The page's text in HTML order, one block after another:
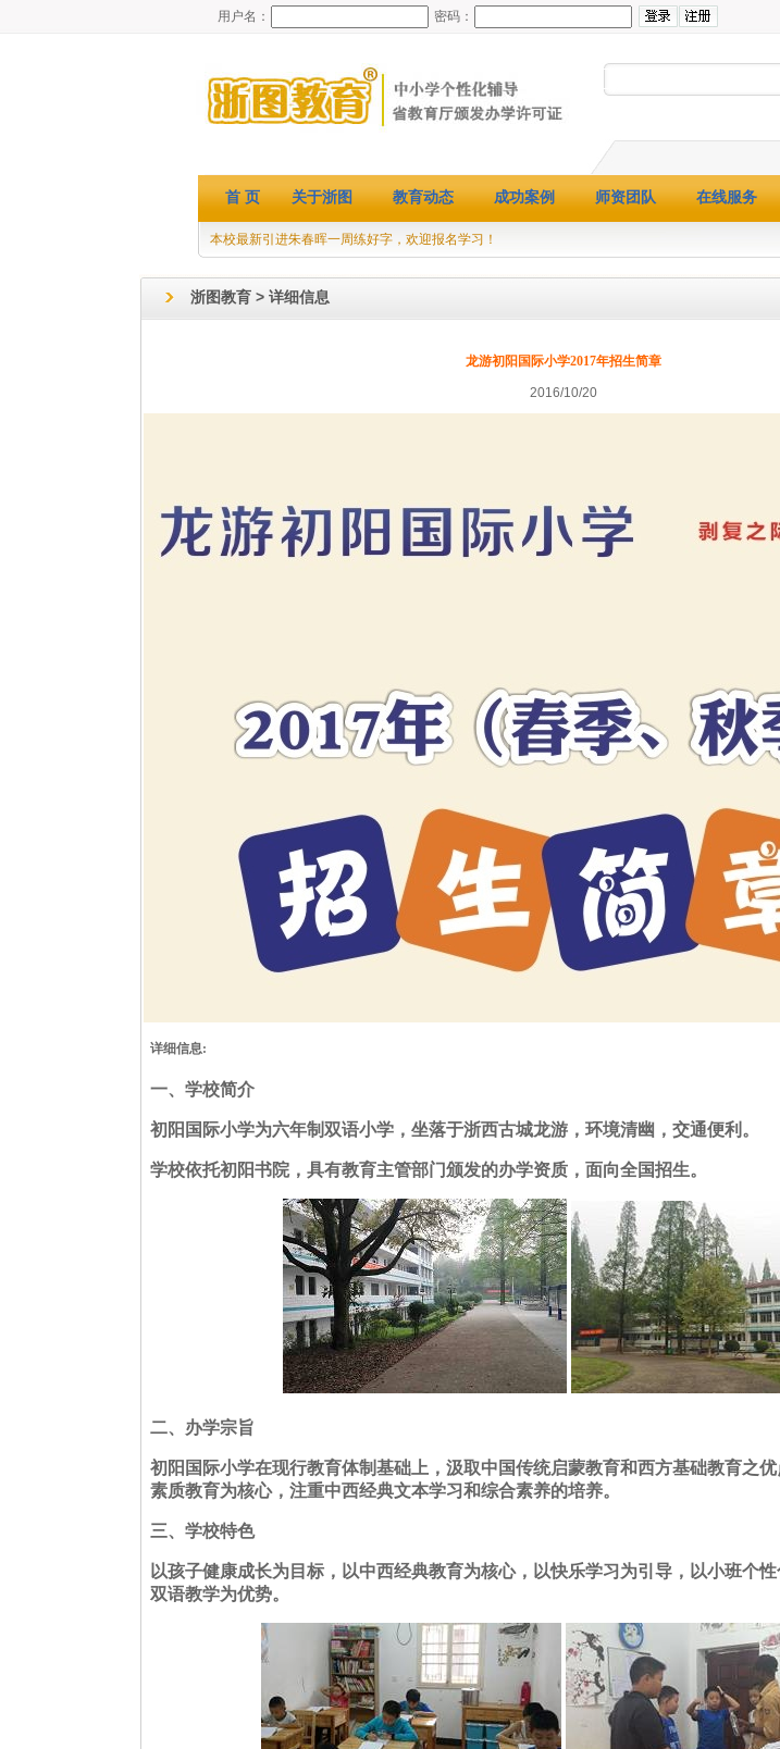
用户名： 密码：
首 页 关于浙图 教育动态 成功案例 师资团队 在线服务
本校最新引进朱春晖一周练好字，欢迎报名学习！
浙图教育 > 详细信息
龙游初阳国际小学2017年招生简章
2016/10/20
详细信息:
一、学校简介
初阳国际小学为六年制双语小学，坐落于浙西古城龙游，环境清幽，交通便利。
学校依托初阳书院，具有教育主管部门颁发的办学资质，面向全国招生。
二、办学宗旨
初阳国际小学在现行教育体制基础上，汲取中国传统启蒙教育和西方基础教育之
素质教育为核心，注重中西经典文本学习和综合素养的培养。
三、 学校特色
以孩子健康成长为目标，以中西经典教育为核心，以快乐学习为引导，以小班个
双语教学为优势。